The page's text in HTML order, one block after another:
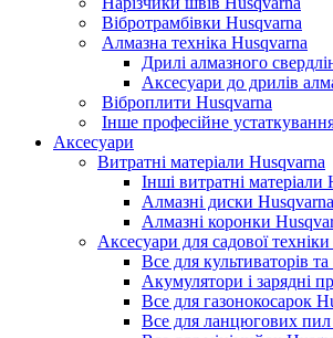
Вібротрамбівки Husqvarna
Алмазна техніка Husqvarna
Дрилі алмазного
Аксесуари до дрилів
Віброплити Husqvarna
Інше професійне
Аксесуари
Витратні матеріали Husqvarna
Інші витратні матеріали
Алмазні диски Husqvarna
Алмазні коронки
Аксесуари для садової
Все для культиваторів
Акумулятори і зарядні
Все для газонокосарок
Все для ланцюгових пил